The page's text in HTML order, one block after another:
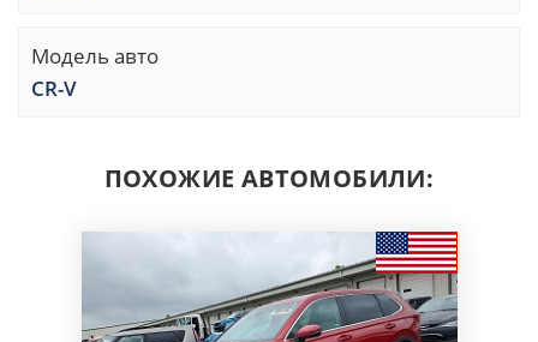
Модель авто
CR-V
ПОХОЖИЕ АВТОМОБИЛИ: